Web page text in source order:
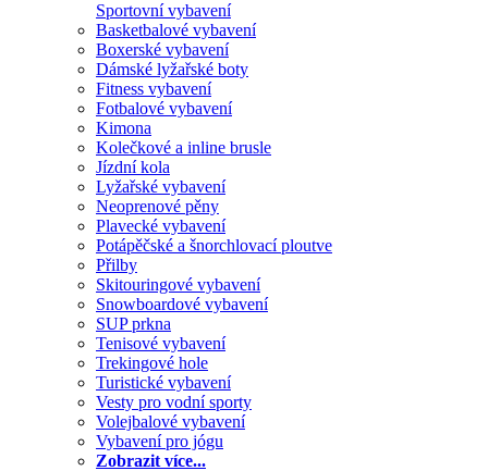
Sportovní vybavení
Basketbalové vybavení
Boxerské vybavení
Dámské lyžařské boty
Fitness vybavení
Fotbalové vybavení
Kimona
Kolečkové a inline brusle
Jízdní kola
Lyžařské vybavení
Neoprenové pěny
Plavecké vybavení
Potápěčské a šnorchlovací ploutve
Přilby
Skitouringové vybavení
Snowboardové vybavení
SUP prkna
Tenisové vybavení
Trekingové hole
Turistické vybavení
Vesty pro vodní sporty
Volejbalové vybavení
Vybavení pro jógu
Zobrazit více...